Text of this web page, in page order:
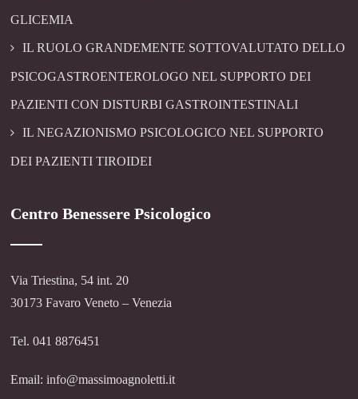
GLICEMIA
IL RUOLO GRANDEMENTE SOTTOVALUTATO DELLO
PSICOGASTROENTEROLOGO NEL SUPPORTO DEI
PAZIENTI CON DISTURBI GASTROINTESTINALI
IL NEGAZIONISMO PSICOLOGICO NEL SUPPORTO
DEI PAZIENTI TIROIDEI
Centro Benessere Psicologico
Via Triestina, 54 int. 20
30173 Favaro Veneto – Venezia
Tel. 041 8876451
Email: info@massimoagnoletti.it